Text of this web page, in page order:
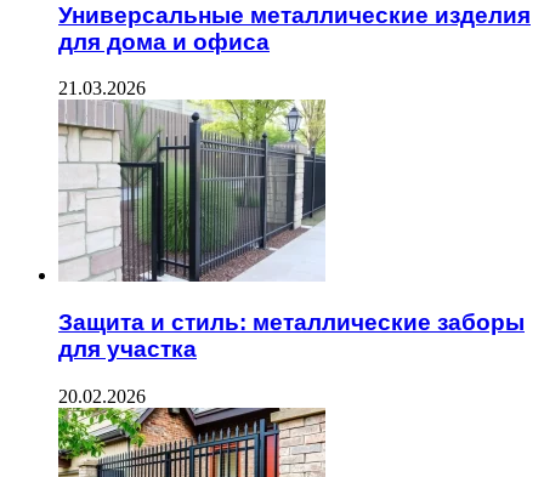
Универсальные металлические изделия
для дома и офиса
21.03.2026
Защита и стиль: металлические заборы
для участка
20.02.2026